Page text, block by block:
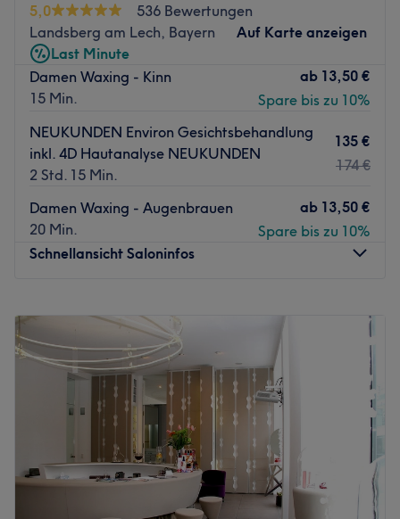
5,0
536 Bewertungen
Landsberg am Lech, Bayern
Auf Karte anzeigen
Last Minute
Damen Waxing - Kinn
15 Min.
ab 13,50 €
Spare bis zu 10%
NEUKUNDEN Environ Gesichtsbehandlung
inkl. 4D Hautanalyse NEUKUNDEN
2 Std. 15 Min.
135 €
174 €
Damen Waxing - Augenbrauen
20 Min.
ab 13,50 €
Spare bis zu 10%
Schnellansicht Saloninfos
Dienstag
Mittwoch
08:00
Donnerstag
08:00
08:00
Samstag
Geschlossen
Geschlossen
Bei Zeitwunder - Landsberg am Lech sollst du mit deiner
Individualität und Hautgesundheit im Mittelpunkt stehen.